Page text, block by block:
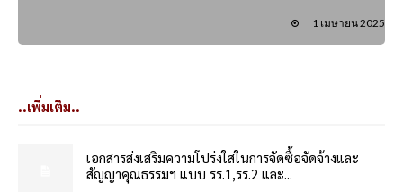
1 เมษายน 2025
..เพิ่มเติม..
เอกสารส่งเสริมความโปร่งใสในการจัดซื้อจัดจ้างและ
สัญญาคุณธรรมฯ แบบ รร.1,รร.2 และ...